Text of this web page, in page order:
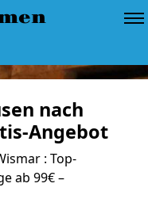
nach
Angebot
: Top-
ab 99€ –